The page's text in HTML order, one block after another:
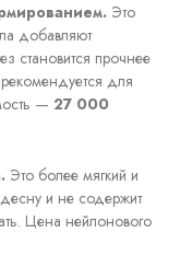
Это
добавляют
становится прочнее
для
— 27 000
Это более мягкий и
и не содержит
Цена нейлонового